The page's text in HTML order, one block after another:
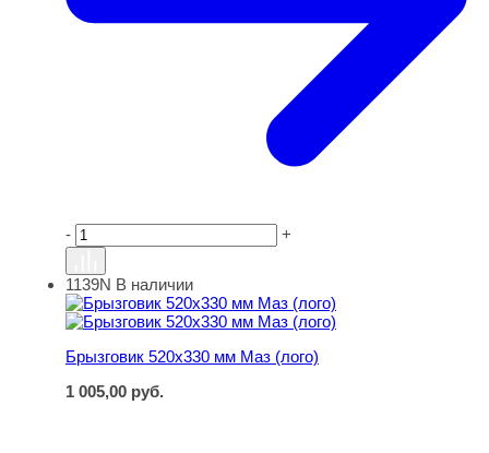
- +
Брызговик 520х330 мм Маз (лого)
1139N В наличии
Брызговик 520х330 мм Маз (лого)
1 005,00 руб.